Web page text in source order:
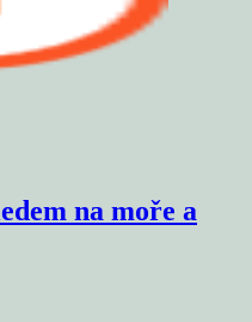
na moře a